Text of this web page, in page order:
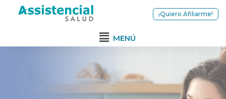
¡Quiero Afiliarme!
MENÚ